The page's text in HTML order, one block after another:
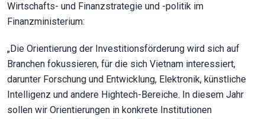
Wirtschafts- und Finanzstrategie und -politik im
Finanzministerium:
„Die Orientierung der Investitionsförderung wird sich auf
Branchen fokussieren, für die sich Vietnam interessiert,
darunter Forschung und Entwicklung, Elektronik, künstliche
Intelligenz und andere Hightech-Bereiche. In diesem Jahr
sollen wir Orientierungen in konkrete Institutionen